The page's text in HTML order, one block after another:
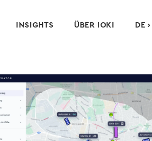
INSIGHTS ÜBER IOKI DE ›